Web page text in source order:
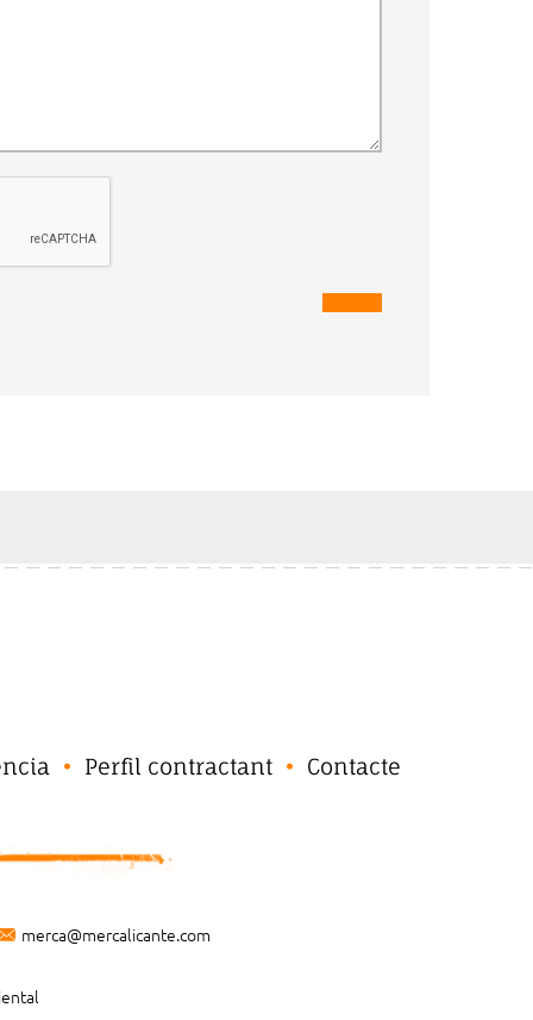
Perfil contractant Contacte
merca@mercalicante.com